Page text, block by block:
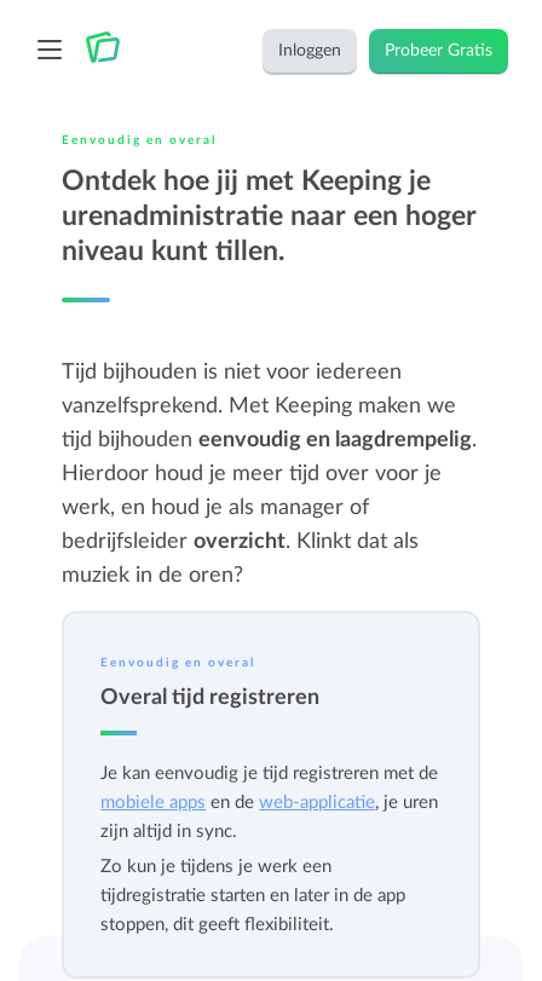
Inloggen Probeer Gratis
Eenvoudig en overal
Ontdek hoe jij met Keeping je
urenadministratie naar een hoger
niveau kunt tillen.
Tijd bijhouden is niet voor iedereen
vanzelfsprekend. Met Keeping maken we
tijd bijhoudeneenvoudig en laagdrempelig.
Hierdoor houd je meer tijd over voor je
werk, en houd je als manager of
bedrijfsleideroverzicht. Klinkt dat als
muziek in de oren?
Eenvoudig en overal
Overal tijd registreren
Je kan eenvoudig je tijd registreren met de
mobiele apps en deweb-applicatie, je uren
zijn altijd in sync.
Zo kun je tijdens je werk een
tijdregistratie starten en later in de app
stoppen, dit geeft flexibiliteit.